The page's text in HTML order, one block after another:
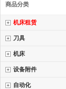
商品分类
机床租赁
刀具
机床
设备附件
自动化